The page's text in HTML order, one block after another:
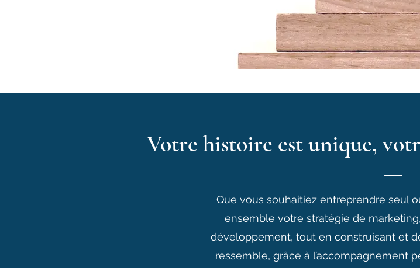
Votre histoire est unique,
Que vous souhaitiez entreprendre seul
ensemble votre stratégie de
développement, tout en construisant et
ressemble, grâce à l’accompagnement